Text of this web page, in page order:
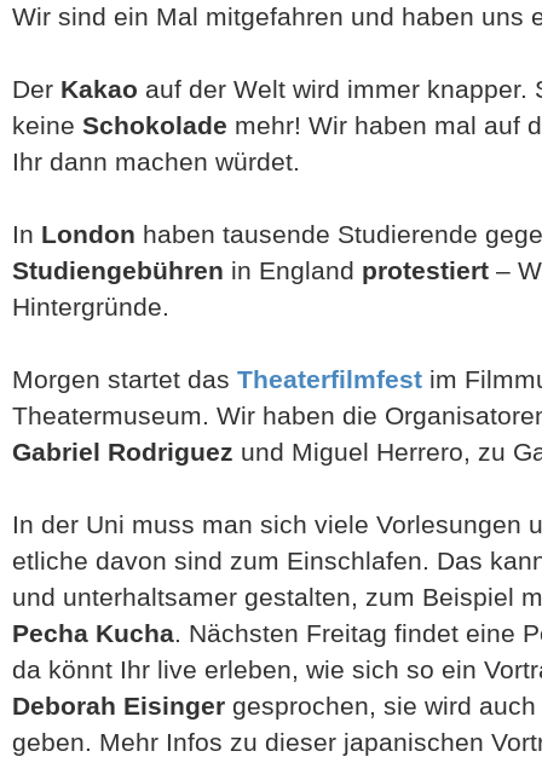
Wir sind ein Mal mitgefahren und haben uns
Der Kakao auf der Welt wird immer knapper.
keine Schokolade mehr! Wir haben mal auf
Ihr dann machen würdet.
In London haben tausende Studierende
Studiengebühren in England protestiert –
Hintergründe.
Morgen startet das Theaterfilmfest im
Theatermuseum. Wir haben die
Gabriel Rodriguez und Miguel Herrero, zu
In der Uni muss man sich viele Vorlesungen
etliche davon sind zum Einschlafen. Das
und unterhaltsamer gestalten, zum Beispiel
Pecha Kucha. Nächsten Freitag findet eine
da könnt Ihr live erleben, wie sich so ein
Deborah Eisinger gesprochen, sie wird
geben. Mehr Infos zu dieser japanischen